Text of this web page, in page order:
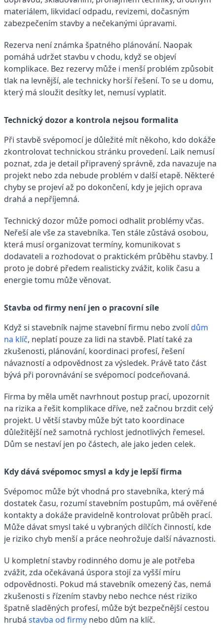
materiálem, likvidací odpadu, revizemi, dočasným
zabezpečením stavby a nečekanými úpravami.
Rezerva není známka špatného plánování. Naopak
pomáhá udržet stavbu v chodu, když se objeví
komplikace. Bez rezervy může i menší problém způsobit
tlak na levnější, ale technicky horší řešení. To se u domu,
který má sloužit desítky let, nemusí vyplatit.
Technický dozor a kontrola nejsou formalita
Při stavbě svépomocí je důležité mít někoho, kdo dokáže
zkontrolovat technickou stránku provedení. Laik nemusí
poznat, zda je detail připravený správně, zda navazuje na
projekt nebo zda nebude problém v další etapě. Některé
chyby se projeví až po dokončení, kdy je jejich oprava
drahá a nepříjemná.
Technický dozor může pomoci odhalit problémy včas.
Neřeší ale vše za stavebníka. Ten stále zůstává osobou,
která musí organizovat termíny, komunikovat s
dodavateli a rozhodovat o praktickém průběhu stavby. I
proto je dobré předem realisticky zvážit, kolik času a
energie tomu může věnovat.
Stavba od firmy není jen o pracovní síle
Když si stavebník najme stavební firmu nebo zvolídům
na klíč, neplatí pouze za lidi na stavbě. Platí také za
zkušenosti, plánování, koordinaci profesí, řešení
návazností a odpovědnost za výsledek. Právě tato část
bývá při porovnávání se svépomocí podceňovaná.
Firma by měla umět navrhnout postup prací, upozornit
na rizika a řešit komplikace dříve, než začnou brzdit celý
projekt. U větší stavby může být tato koordinace
důležitější než samotná rychlost jednotlivých řemesel.
Dům se nestaví jen po částech, ale jako jeden celek.
Kdy dává svépomoc smysl a kdy je lepší firma
Svépomoc může být vhodná pro stavebníka, který má
dostatek času, rozumí stavebním postupům, má ověřené
kontakty a dokáže pravidelně kontrolovat průběh prací.
Může dávat smysl také u vybraných dílčích činností, kde
je riziko chyb menší a práce neohrožuje další návaznosti.
U kompletní stavby rodinného domu je ale potřeba
zvážit, zda očekávaná úspora stojí za vyšší míru
odpovědnosti. Pokud má stavebník omezený čas, nemá
zkušenosti s řízením stavby nebo nechce nést riziko
špatně sladěných profesí, může být bezpečnější cestou
hrubá stavba od firmy nebo dům na klíč.